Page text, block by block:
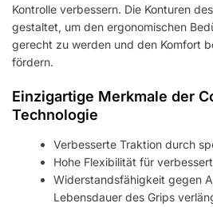
Kontrolle verbessern. Die Konturen
gestaltet, um den ergonomischen
gerecht zu werden und den Komfort
fördern.
Einzigartige Merkmale der
Technologie
Verbesserte Traktion durch
Hohe Flexibilität für
Widerstandsfähigkeit gegen
Lebensdauer des Grips